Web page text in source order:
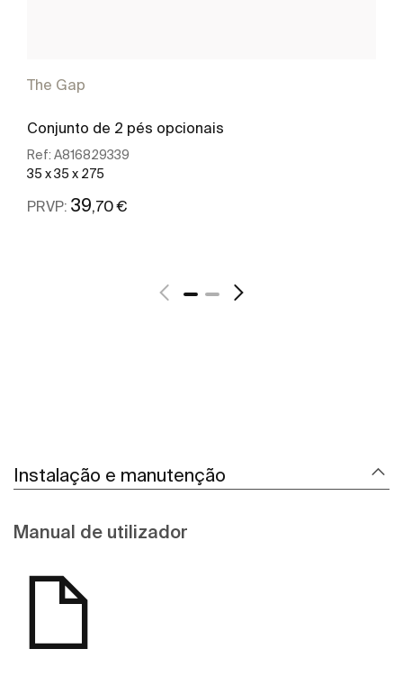
The Gap
Conjunto de 2 pés opcionais
Ref: A816829339
35 x 35 x 275
PRVP: 39,70 €
Instalação e manutenção
Manual de utilizador